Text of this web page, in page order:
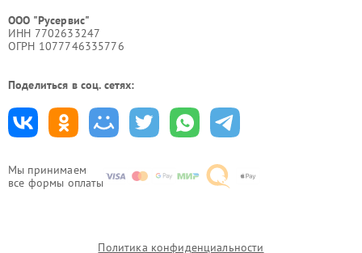
Мы принимаем
все формы оплаты
ООО "Русервис"
ИНН 7702633247
ОГРН 1077746335776
Поделиться в соц. сетях:
Политика конфиденциальности